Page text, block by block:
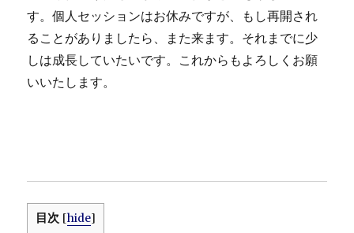
す。個人セッションはお休みですが、もし再開され
ることがありましたら、また来ます。それまでに少
しは成長していたいです。これからもよろしくお願
いいたします。
目次 [hide]